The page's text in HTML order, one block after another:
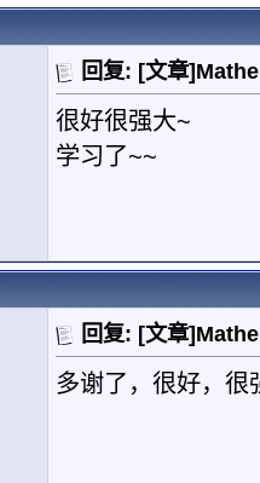
回复: [文章
很好很强大~
学习了~~
回复: [文章
多谢了，很好，很